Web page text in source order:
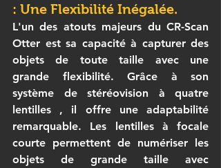
: Une Flexibilité Inégalée.
L'un des atouts majeurs du CR-Scan
Otter est sa capacité à capturer des
objets de toute taille avec une
grande flexibilité. Grâce à son
système de stéréovision à quatre
lentilles , il offre une adaptabilité
remarquable. Les lentilles à focale
courte permettent de numériser les
objets de grande taille avec